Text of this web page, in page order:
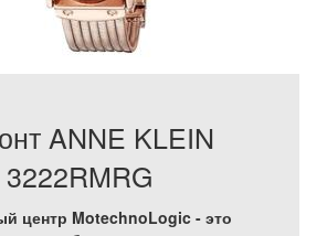
ANNE KLEIN
3222RMRG
центр MotechnoLogic - это